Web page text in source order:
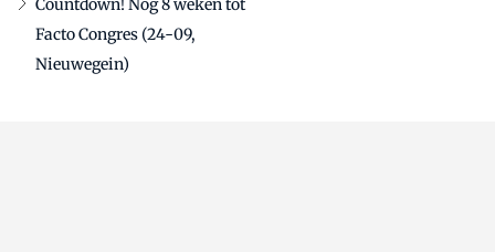
Countdown! Nog 8 weken tot
Facto Congres (24-09,
Nieuwegein)